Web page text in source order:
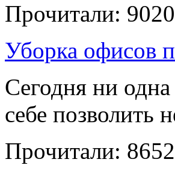
Прочитали:
Уборка офисов
Сегодня ни
себе позволить
Прочитали: